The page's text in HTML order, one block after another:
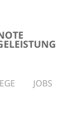
JOBS